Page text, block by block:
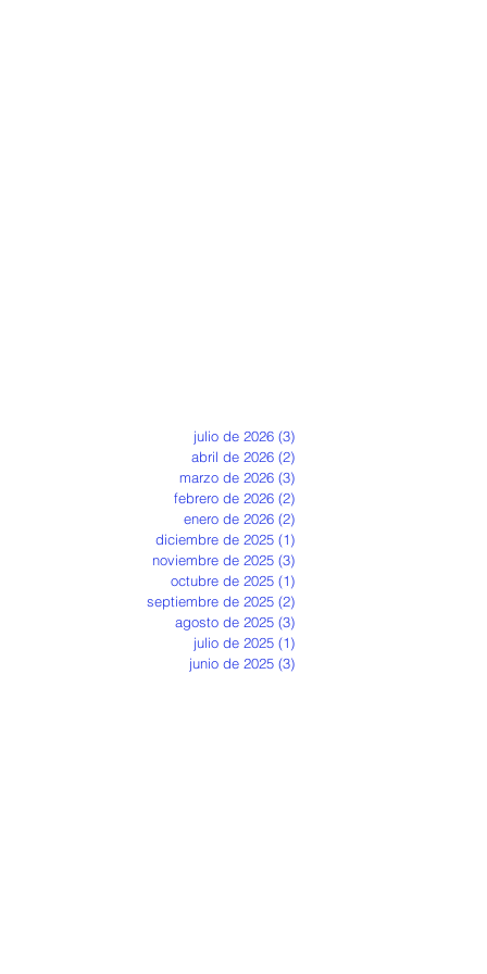
julio de 2026 (3)
abril de 2026 (2)
marzo de 2026 (3)
febrero de 2026 (2)
enero de 2026 (2)
diciembre de 2025 (1)
noviembre de 2025 (3)
octubre de 2025 (1)
septiembre de 2025 (2)
agosto de 2025 (3)
julio de 2025 (1)
junio de 2025 (3)